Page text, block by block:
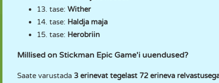
13. tase: Wither
14. tase: Haldja maja
15. tase: Herobriin
Millised on Stickman Epic Game'i uuendused?
Saate varustada 3 erinevat tegelast 72 erineva